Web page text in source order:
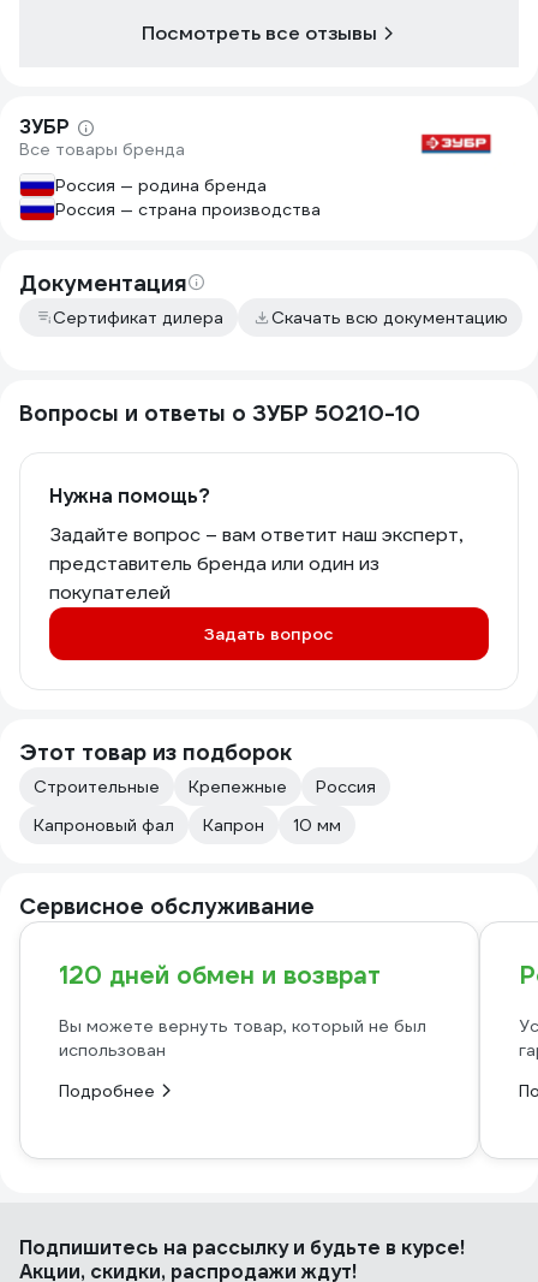
Посмотреть все отзывы
ЗУБР
Все товары бренда
Россия — родина бренда
Россия — страна производства
Документация
Сертификат дилера Скачать всю документацию
Вопросы и ответы о ЗУБР 50210-10
Нужна помощь?
Задайте вопрос – вам ответит наш эксперт,
представитель бренда или один из
покупателей
Задать вопрос
Этот товар из подборок
Строительные Крепежные
Россия
Капроновый фал
Капрон 10 мм
Сервисное обслуживание
120 дней обмен и возврат
Вы можете вернуть товар, который не был
использован
Подробнее
Подпишитесь на рассылкуи будьте в курсе!
Акции, скидки, распродажи ждут!